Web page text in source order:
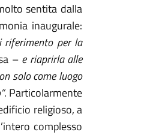
sentita dalla
inaugurale:
riferimento per la
– e riaprirla alle
solo come luogo
. Particolarmente
religioso, a
complesso